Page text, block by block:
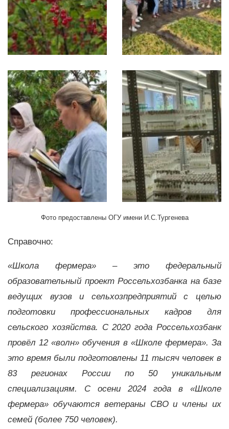
Фото предоставлены ОГУ имени И.С.Тургенева
Справочно:
«Школа фермера» – это федеральный
образовательный проект Россельхозбанка на базе
ведущих вузов и сельхозпредприятий с целью
подготовки профессиональных кадров для
сельского хозяйства. С 2020 года Россельхозбанк
провёл 12 «волн» обучения в «Школе фермера». За
это время были подготовлены 11 тысяч человек в
83 регионах России по 50 уникальным
специализациям. С осени 2024 года в «Школе
фермера» обучаются ветераны СВО и члены их
семей (более 750 человек).